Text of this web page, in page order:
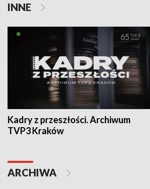
INNE
Kadry z przeszłości. Archiwum
TVP3 Kraków
ARCHIWA